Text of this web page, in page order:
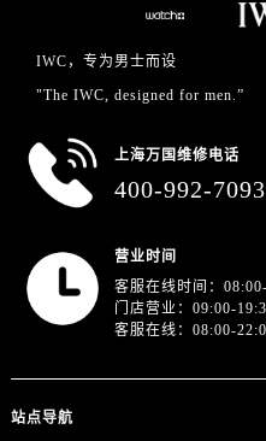
IWC，专为男士而设
"The IWC, designed for men.”
上海万国维修电话
400-992-7093
营业时间
客服在线时间：
门店营业：09:00-
客服在线：08:00-
站点导航